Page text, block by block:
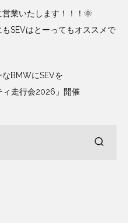
業いたします！！！🌞
SEVはとーってもオススメで
BMWにSEVを
ィ走行会2026」開催